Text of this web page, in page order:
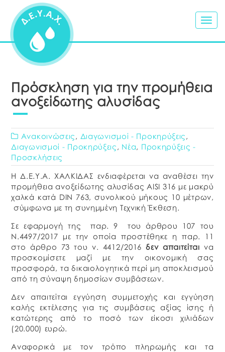
Πρόσκληση για την προμήθεια
ανοξείδωτης αλυσίδας
Ανακοινώσεις , Διαγωνισμοί - Προκηρύξεις ,
Διαγωνισμοί - Προκηρύξεις , Νέα, Προκηρύξεις -
Προσκλήσεις
Η Δ.Ε.Υ.Α. ΧΑΛΚΙΔΑΣ ενδιαφέρεται να αναθέσει την
προμήθεια ανοξείδωτης αλυσίδας AISI 316 με μακρύ
χαλκά κατά DIN 763, συνολικού μήκους 10 μέτρων,
σύμφωνα με τη συνημμένη Τεχνική Έκθεση.
Σε εφαρμογή της παρ. 9 του άρθρου 107 του
Ν.4497/2017 με την οποία προστέθηκε η παρ. 11
στο άρθρο 73 του ν. 4412/2016δεν απαιτείται να
προσκομίσετε μαζί με την οικονομική σας
προσφορά, τα δικαιολογητικά περί μη αποκλεισμού
από τη σύναψη δημοσίων συμβάσεων.
Δεν απαιτείται εγγύηση συμμετοχής και εγγύηση
καλής εκτέλεσης για τις συμβάσεις αξίας ίσης ή
κατώτερης από το ποσό των είκοσι χιλιάδων
(20.000) ευρώ.
Αναφορικά με τον τρόπο πληρωμής και τα